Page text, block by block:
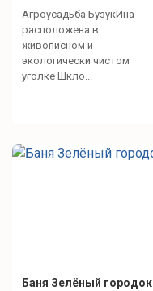
Агроусадьба БузукИна
расположена в
живописном и
экологически чистом
уголке Шкло...
Баня Зелёный городок